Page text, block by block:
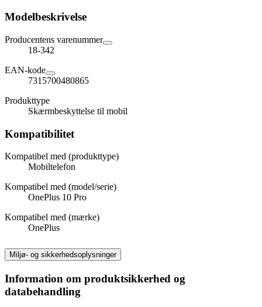
Modelbeskrivelse
Producentens varenummer
18-342
EAN-kode
7315700480865
Produkttype
Skærmbeskyttelse til mobil
Kompatibilitet
Kompatibel med (produkttype)
Mobiltelefon
Kompatibel med (model/serie)
OnePlus 10 Pro
Kompatibel med (mærke)
OnePlus
Miljø- og sikkerhedsoplysninger
Information om produktsikkerhed og
databehandling